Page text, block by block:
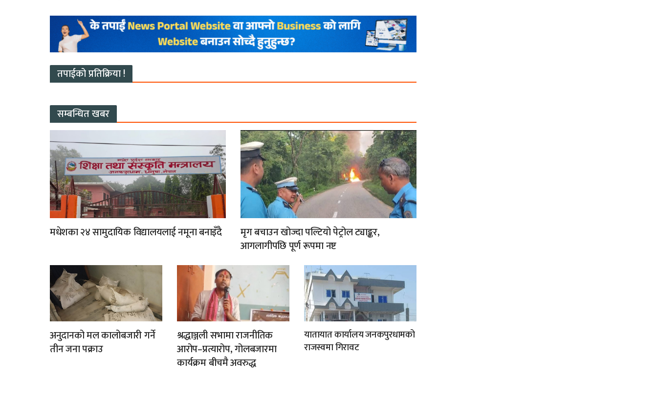
तपाईको प्रतिक्रिया !
सम्बन्धित खबर
मधेशका २४ सामुदायिक विद्यालयलाई नमूना बनाइँदै
मृग बचाउन खोज्दा पल्टियो पेट्रोल ट्याङ्कर,
आगलागीपछि पूर्ण रूपमा नष्ट
अनुदानको मल कालोबजारी गर्ने
तीन जना पक्राउ
श्रद्धाञ्जली सभामा राजनीतिक
आरोप–प्रत्यारोप, गोलबजारमा
कार्यक्रम बीचमै अवरुद्ध
यातायात कार्यालय जनकपुरधामको
राजस्वमा गिरावट